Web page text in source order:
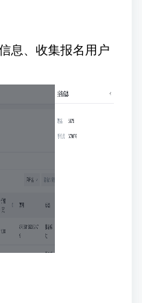
息、收集报名用户